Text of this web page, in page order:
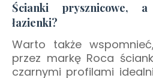
Ścianki prysznicowe,
łazienki?
Warto także
przez markę Roca
czarnymi profilami